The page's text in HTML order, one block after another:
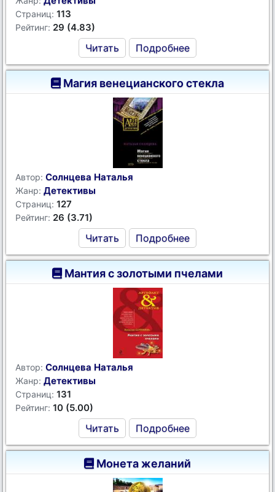
Страниц: 113
Рейтинг: 29 (4.83)
Читать Подробнее
Магия венецианского стекла
Автор: Солнцева Наталья
Жанр: Детективы
Страниц: 127
Рейтинг: 26 (3.71)
Читать Подробнее
Мантия с золотыми пчелами
Автор: Солнцева Наталья
Жанр: Детективы
Страниц: 131
Рейтинг: 10 (5.00)
Читать Подробнее
Монета желаний